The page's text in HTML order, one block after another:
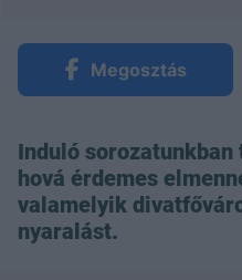
Megosztás
Induló
hová érdemes
valamelyik
nyaralást.